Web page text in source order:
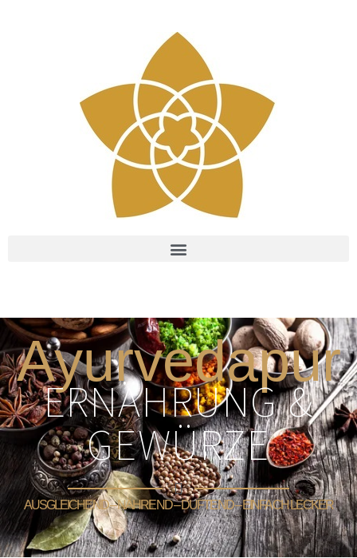
Ayurvedapur
ERNÄHRUNG &
GEWÜRZE
AUSGLEICHEND – NÄHREND – DUFTEND – EINFACH LECKER